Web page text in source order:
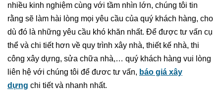
nhiều kinh nghiệm cùng với tầm nhìn lớn, chúng tôi tin
rằng sẽ làm hài lòng mọi yêu cầu của quý khách hàng, cho
dù đó là những yêu cầu khó khăn nhất. Để được tư vấn cụ
thể và chi tiết hơn về quy trình xây nhà, thiết kế nhà, thi
công xây dựng, sửa chữa nhà,… quý khách hàng vui lòng
liên hệ với chúng tôi để đươc tư vấn, báo giá xây
dựng chi tiết và nhanh nhất.